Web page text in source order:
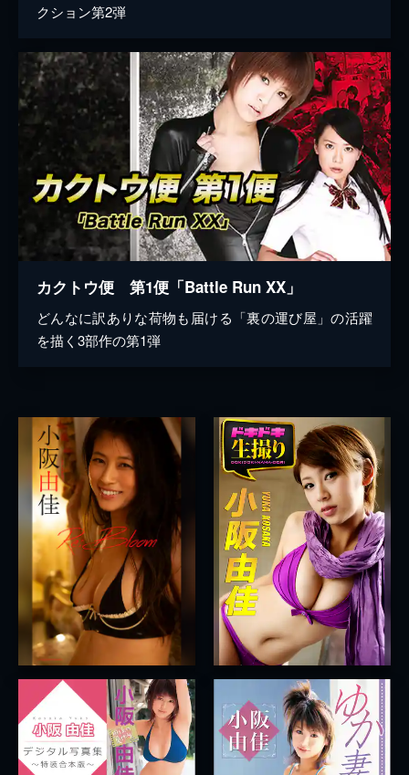
クション第2弾
カクトウ便 第1便「Battle Run XX」
どんなに訳ありな荷物も届ける「裏の運び屋」の活躍
を描く3部作の第1弾